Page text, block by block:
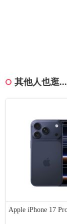
其他人也逛...
Apple iPhone 17